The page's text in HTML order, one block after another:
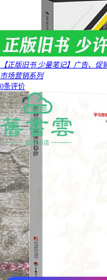
【正版旧书 少量笔记】广告、促
市场营销系列
0条评价